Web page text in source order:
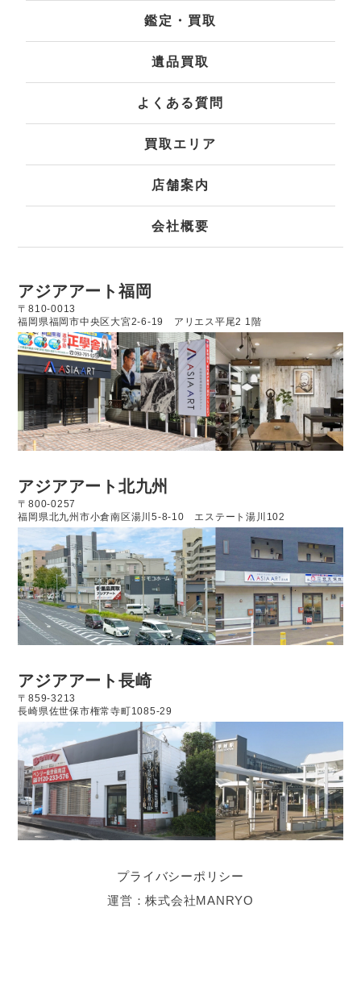
鑑定・買取
遺品買取
よくある質問
買取エリア
店舗案内
会社概要
アジアアート福岡
〒810-0013
福岡県福岡市中央区大宮2-6-19 アリエス平尾2 1階
アジアアート北九州
〒800-0257
福岡県北九州市小倉南区湯川5-8-10 エステート湯川102
アジアアート長崎
〒859-3213
長崎県佐世保市権常寺町1085-29
プライバシーポリシー
運営：株式会社MANRYO